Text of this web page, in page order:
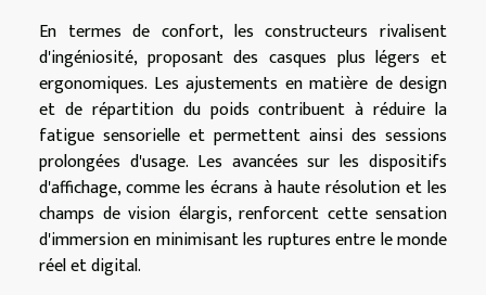
En termes de confort, les constructeurs rivalisent
d'ingéniosité, proposant des casques plus légers et
ergonomiques. Les ajustements en matière de design
et de répartition du poids contribuent à réduire la
fatigue sensorielle et permettent ainsi des sessions
prolongées d'usage. Les avancées sur les dispositifs
d'affichage, comme les écrans à haute résolution et les
champs de vision élargis, renforcent cette sensation
d'immersion en minimisant les ruptures entre le monde
réel et digital.